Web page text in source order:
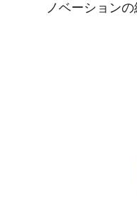
ノベーション